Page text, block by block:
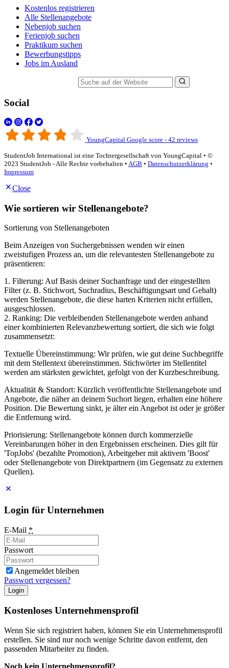
Kostenlos registrieren
Alle Stellenangebote
Nebenjob suchen
Ferienjob suchen
Praktikum suchen
Bewerbungstipps
Jobs im Ausland
Social
YoungCapital Google score - 42 reviews
StudentJob International ist eine Tochtergesellschaft von YoungCapital • ©
2023 StudentJob - Alle Rechte vorbehalten • AGB • Datenschutzerklärung •
Impressum
Close
Wie sortieren wir Stellenangebote?
Sortierung von Stellenangeboten
Beim Anzeigen von Suchergebnissen wenden wir einen
zweistufigen Prozess an, um die relevantesten Stellenangebote zu
präsentieren:
1. Filterung: Auf Basis deiner Suchanfrage und der eingestellten
Filter (z. B. Stichwort, Suchradius, Beschäftigungsart und Gehalt)
werden Stellenangebote, die diese harten Kriterien nicht erfüllen,
ausgeschlossen.
2. Ranking: Die verbleibenden Stellenangebote werden anhand
einer kombinierten Relevanzbewertung sortiert, die sich wie folgt
zusammensetzt:
Textuelle Übereinstimmung: Wir prüfen, wie gut deine Suchbegriffe
mit dem Stellentext übereinstimmen. Stichwörter im Stellentitel
werden am stärksten gewichtet, gefolgt von der Kurzbeschreibung.
Aktualität & Standort: Kürzlich veröffentlichte Stellenangebote und
Angebote, die näher an deinem Suchort liegen, erhalten eine höhere
Position. Die Bewertung sinkt, je älter ein Angebot ist oder je größer
die Entfernung wird.
Priorisierung: Stellenangebote können durch kommerzielle
Vereinbarungen höher in den Ergebnissen erscheinen. Dies gilt für
'TopJobs' (bezahlte Promotion), Arbeitgeber mit aktivem 'Boost'
oder Stellenangebote von Direktpartnern (im Gegensatz zu externen
Quellen).
Login für Unternehmen
E-Mail *
Passwort
Angemeldet bleiben
Passwort vergessen?
Login
Kostenloses Unternehmensprofil
Wenn Sie sich registriert haben, können Sie ein Unternehmensprofil
erstellen. Sie sind nur noch wenige Schritte davon entfernt, den
passenden Mitarbeiter zu finden.